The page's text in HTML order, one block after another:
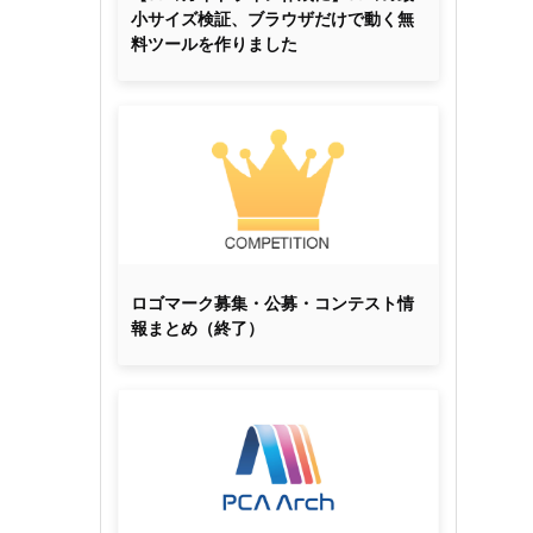
小サイズ検証、ブラウザだけで動く無
料ツールを作りました
ロゴマーク募集・公募・コンテスト情
報まとめ（終了）